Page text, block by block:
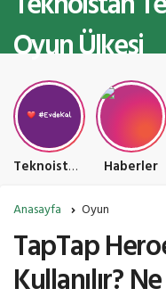
Oyun Ülkesi
Teknoistan Teknoloji ve Oyun Ülkesi Haberler
Anasayfa Oyun
TapTap
Kullanılır?